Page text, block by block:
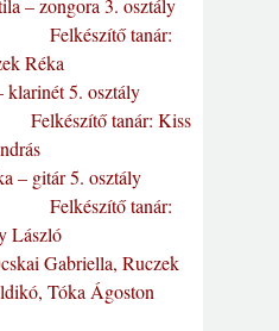
– zongora 3. osztály
Felkészítő tanár:
Réka
klarinét 5. osztály
Felkészítő tanár: Kiss
– gitár 5. osztály
Felkészítő tanár:
László
Gabriella, Ruczek
Tóka Ágoston